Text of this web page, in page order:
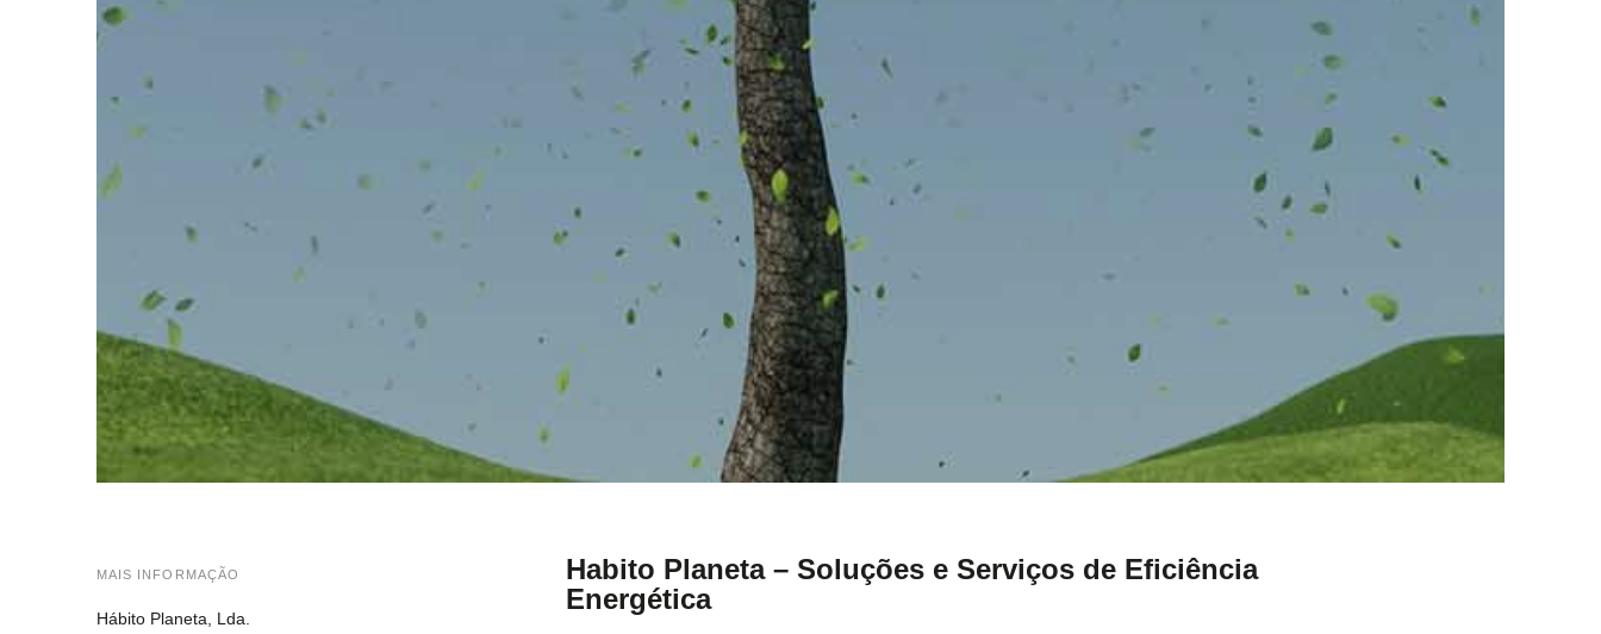
MAIS INFORMAÇÃO
Hábito Planeta, Lda.
Habito Planeta – Soluções e Serviços de Eficiência
Energética